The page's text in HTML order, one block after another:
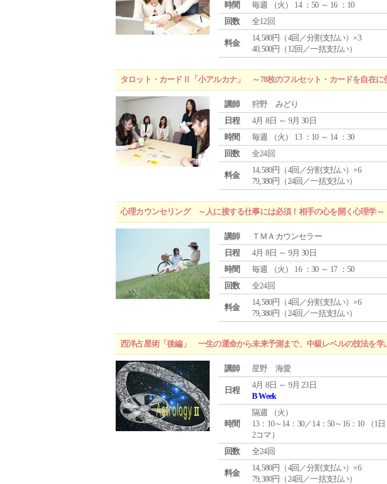
時間
毎週 （火 ） 14 ：50 ～ 16 ：10
回数
全12回
料金
14,580円（4回／分割支払い）×3
40,500円（12回／一括支払い）
タロット・カードⅡ「小アルカナ」 ～78枚のフルセット・カードを自在に
講師
狩野 みどり
日程
4月 8日 ～ 9月 30日
時間
毎週 （火 ） 13 ：10 ～ 14 ：30
回数
全24回
料金
14,580円（4回／分割支払い）×6
79,380円（24回／一括支払い）
心理カウンセリング ～人に接する仕事には必須！相手の心を開く心理学～
講師
ＴＭＡカウンセラー
日程
4月 8日 ～ 9月 30日
時間
毎週 （火 ） 16 ：30 ～ 17 ：50
回数
全24回
料金
14,580円（4回／分割支払い）×6
79,380円（24回／一括支払い）
西洋占星術「後編」 一生の運命から未来予測まで、中級レベルの技法を学
講師 星野 海愛
日程
4月 8日 ～ 9月 23日
B Week
時間
隔週 （火 ）
13：10～14：30／14：50～16：10 （1日
2コマ）
回数
全24回
料金
14,580円（4回／分割支払い）×6
79,380円（24回／一括支払い）